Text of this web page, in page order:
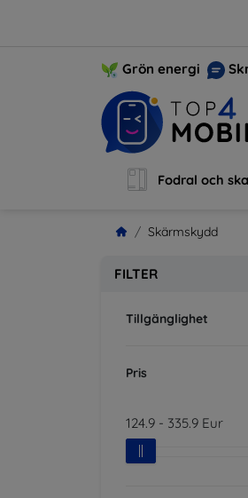
Grön energi
Fodral och
Skärmskydd
FILTER
Tillgänglighet
Pris
124.9 - 335.9 Eur